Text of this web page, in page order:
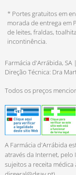
* Portes gratuitos em
morada de entrega em
de leites, fraldas,
incontinência.
Farmácia d'Arrábida, SA
Direção Técnica: Dra
Todos os preços
A Farmácia d'Arrábida
através da Internet,
sujeitos a receita médica